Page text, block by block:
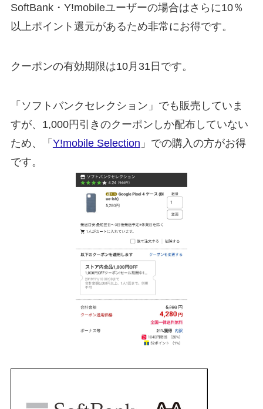
SoftBank・Y!mobileユーザーの場合はさらに10％
以上ポイント還元があるため非常にお得です。
クーポンの有効期限は10月31日です。
「ソフトバンクセレクション」でも販売していま
すが、1,000円引きのクーポンしか配布していない
ため、「 Y!mobile Selection 」での購入の方がお得
です。